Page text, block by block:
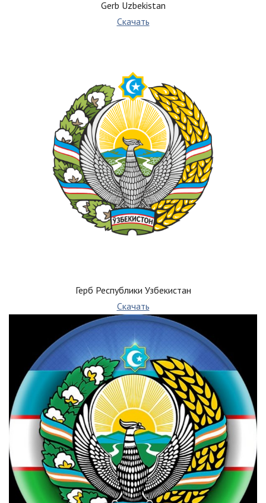
Gerb Uzbekistan
Скачать
Герб Республики Узбекистан
Скачать